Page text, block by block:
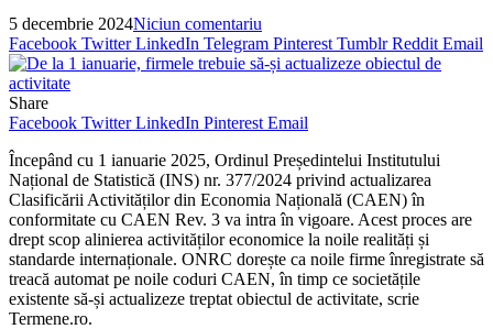
5 decembrie 2024Niciun comentariu
Facebook Twitter LinkedIn Telegram Pinterest Tumblr Reddit Email
Share
Facebook Twitter LinkedIn Pinterest Email
Începând cu 1 ianuarie 2025, Ordinul Președintelui Institutului
Național de Statistică (INS) nr. 377/2024 privind actualizarea
Clasificării Activităților din Economia Națională (CAEN) în
conformitate cu CAEN Rev. 3 va intra în vigoare. Acest proces are
drept scop alinierea activităților economice la noile realități și
standarde internaționale. ONRC dorește ca noile firme înregistrate să
treacă automat pe noile coduri CAEN, în timp ce societățile
existente să-și actualizeze treptat obiectul de activitate, scrie
Termene.ro.